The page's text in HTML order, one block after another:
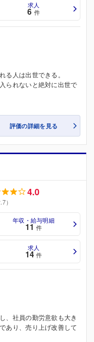
求人
6 件
る人は出世できる。
られないと絶対に出世で
評価の詳細を見る
4.0
）
年収・給与明細
11 件
求人
14 件
、社員の勤労意欲も大き
あり、売り上げ改善して